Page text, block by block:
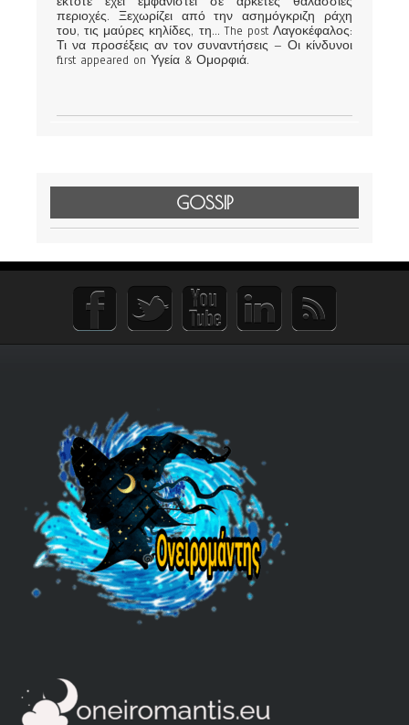
περιοχές. Ξεχωρίζει από την ασημόγκριζη ράχη
του, τις μαύρες κηλίδες, τη... The post Λαγοκέφαλος:
Τι να προσέξεις αν τον συναντήσεις – Οι κίνδυνοι
first appeared on Υγεία & Ομορφιά.
GOSSIP